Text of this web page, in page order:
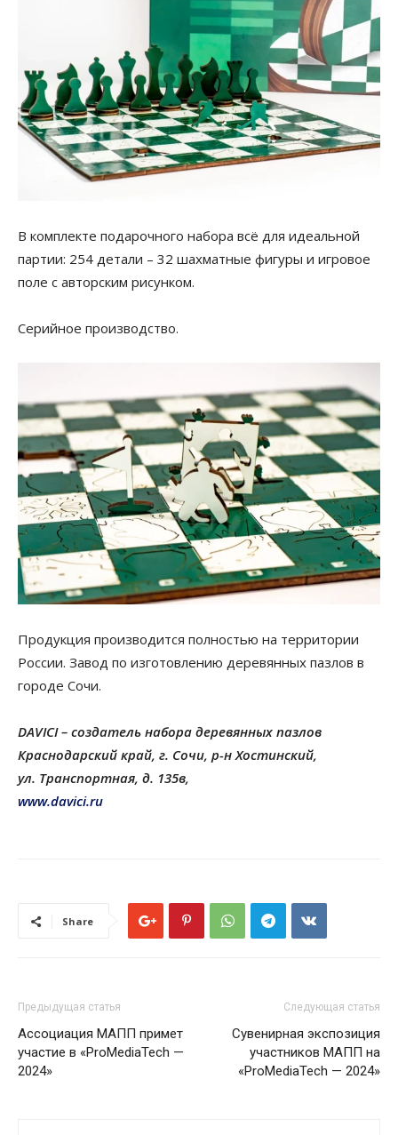
В комплекте подарочного набора всё для идеальной
партии: 254 детали – 32 шахматные фигуры и игровое
поле с авторским рисунком.
Серийное производство.
Продукция производится полностью на территории
России. Завод по изготовлению деревянных пазлов в
городе Сочи.
DAVICI – создатель набора деревянных пазлов
Краснодарский край, г. Сочи, р-н Хостинский,
ул. Транспортная, д. 135в,
www.davici.ru
Share
Предыдущая статья
Ассоциация МАПП примет
участие в «ProMediaTech —
2024»
Следующая статья
Сувенирная экспозиция
участников МАПП на
«ProMediaTech — 2024»